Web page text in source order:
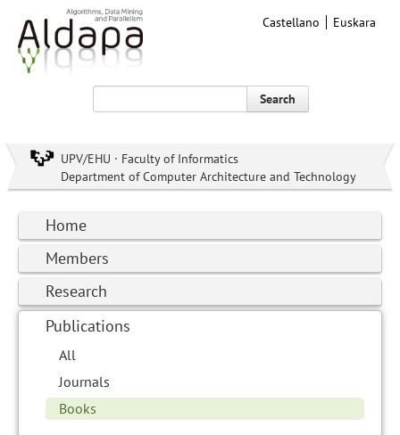
Castellano Euskara
Search
UPV/EHU · Faculty of Informatics
Department of Computer Architecture and Technology
Home
Members
Research
Publications
All
Journals
Books